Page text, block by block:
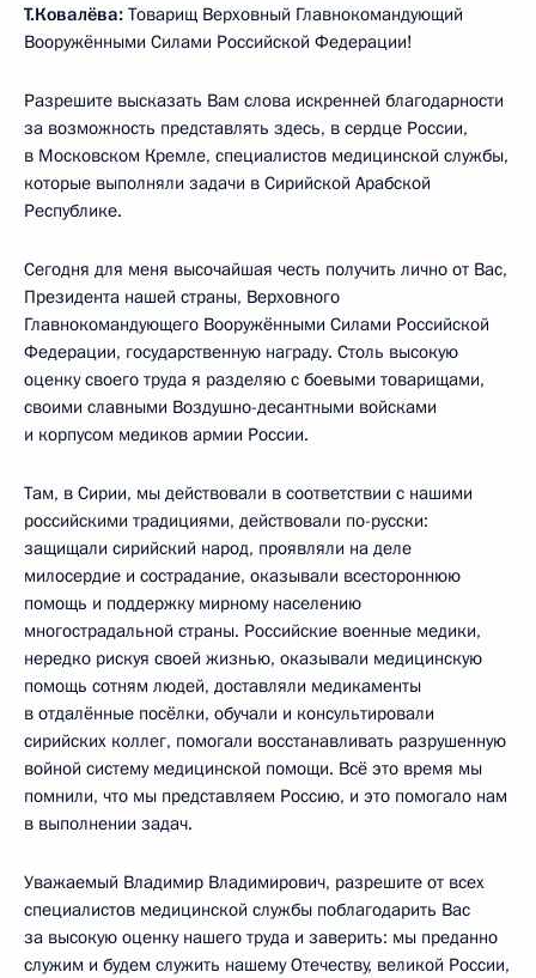
Т.Ковалёва: Товарищ Верховный Главнокомандующий
Вооружёнными Силами Российской Федерации!
Разрешите высказать Вам слова искренней благодарности
за возможность представлять здесь, в сердце России,
в Московском Кремле, специалистов медицинской службы,
которые выполняли задачи в Сирийской Арабской
Республике.
Сегодня для меня высочайшая честь получить лично от Вас,
Президента нашей страны, Верховного
Главнокомандующего Вооружёнными Силами Российской
Федерации, государственную награду. Столь высокую
оценку своего труда я разделяю с боевыми товарищами,
своими славными Воздушно-десантными войсками
и корпусом медиков армии России.
Там, в Сирии, мы действовали в соответствии с нашими
российскими традициями, действовали по-русски:
защищали сирийский народ, проявляли на деле
милосердие и сострадание, оказывали всестороннюю
помощь и поддержку мирному населению
многострадальной страны. Российские военные медики,
нередко рискуя своей жизнью, оказывали медицинскую
помощь сотням людей, доставляли медикаменты
в отдалённые посёлки, обучали и консультировали
сирийских коллег, помогали восстанавливать разрушенную
войной систему медицинской помощи. Всё это время мы
помнили, что мы представляем Россию, и это помогало нам
в выполнении задач.
Уважаемый Владимир Владимирович, разрешите от всех
специалистов медицинской службы поблагодарить Вас
за высокую оценку нашего труда и заверить: мы преданно
служим и будем служить нашему Отечеству, великой России,